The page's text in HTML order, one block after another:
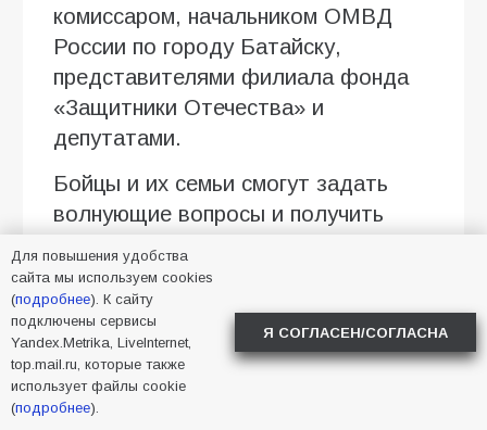
комиссаром, начальником ОМВД
России по городу Батайску,
представителями филиала фонда
«Защитники Отечества» и
депутатами.
Бойцы и их семьи смогут задать
волнующие вопросы и получить
необходимую помощь.
Предварительная запись
обязательна.
Запись ведётся до 13 августа, в
будние дни, по номеру телефона +7
Для повышения удобства
сайта мы используем cookies
(подробнее). К сайту
подключены сервисы
Yandex.Metrika, LiveInternet,
top.mail.ru, которые также
использует файлы cookie
(подробнее).
Я СОГЛАСЕН/СОГЛАСНА